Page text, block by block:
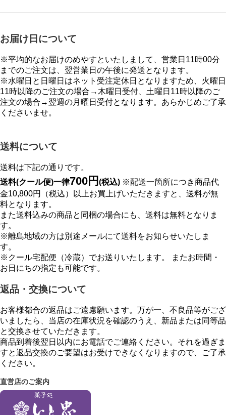
お届け日について
※平均的なお届けのめやすといたしまして、営業日11時00分
までのご注文は、翌営業日の午後に発送となります。
※水曜日と日曜日はネット受注定休日となりますため、火曜日
11時以降のご注文の場合→木曜日受付、土曜日11時以降のご
注文の場合→翌週の月曜日受付となります。あらかじめご了承
くださいませ。
送料について
送料は下記の通りです。
送料(クール便)一律700円 (税込) ※配送一箇所につき商品代
金10,800円（税込）以上お買上げいただきますと、送料が無
料となります。
また送料込みの商品と同梱の場合にも、送料は無料となりま
す。
※離島地域の方は別途メールにて送料をお知らせいたしま
す。
※クール宅配便（冷蔵）でお送りいたします。 またお時間・
お日にちの指定も可能です。
返品・交換について
お客様都合の返品はご遠慮願います。万が一、不良品等がござ
いましたら、当店の在庫状況を確認のうえ、新品または同等品
と交換させていただきます。
商品到着後翌日以内にお電話でご連絡ください。それを過ぎま
すと返品交換のご要望はお受けできなくなりますので、ご了承
ください。
直営店のご案内